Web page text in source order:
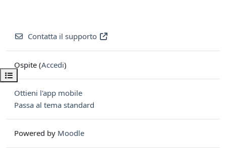
Apri indice del corso
Contatta il supporto
Ospite (Accedi)
Ottieni l'app mobile
Passa al tema standard
Powered by Moodle